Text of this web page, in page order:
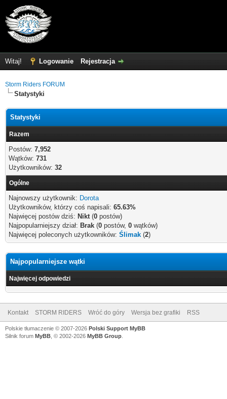
Witaj! Logowanie Rejestracja
Storm Riders FORUM
Statystyki
Statystyki
Razem
Postów: 7,952
Wątków: 731
Użytkowników: 32
Ogólne
Najnowszy użytkownik: Dorota
Użytkowników, którzy coś napisali: 65.63%
Najwięcej postów dziś: Nikt(0 postów)
Najpopularniejszy dział: Brak (0 postów, 0 wątków)
Najwięcej poleconych użytkowników: Ślimak (2)
Najpopularniejsze wątki
Najwięcej odpowiedzi
Kontakt STORM RIDERS Wróć do góry Wersja bez grafiki RSS
Polskie tłumaczenie © 2007-2026 Polski Support MyBB
Silnik forum MyBB , © 2002-2026 MyBB Group